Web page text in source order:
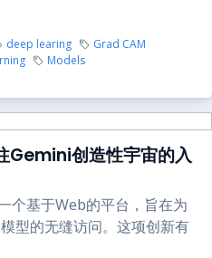
deep learing
Grad CAM
Models
Gemini创造性宇宙的入
个基于Web的平台，旨在为
型的无缝访问。这项创新有